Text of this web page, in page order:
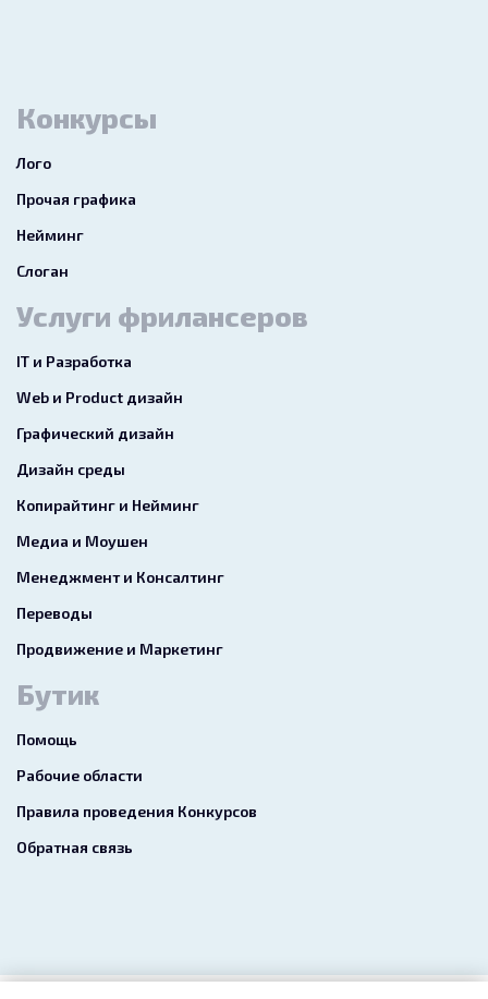
Конкурсы
Лого
Прочая графика
Нейминг
Слоган
Услуги фрилансеров
IT и Разработка
Web и Product дизайн
Графический дизайн
Дизайн среды
Копирайтинг и Нейминг
Медиа и Моушен
Менеджмент и Консалтинг
Переводы
Продвижение и Маркетинг
Бутик
Помощь
Рабочие области
Правила проведения Конкурсов
Обратная связь